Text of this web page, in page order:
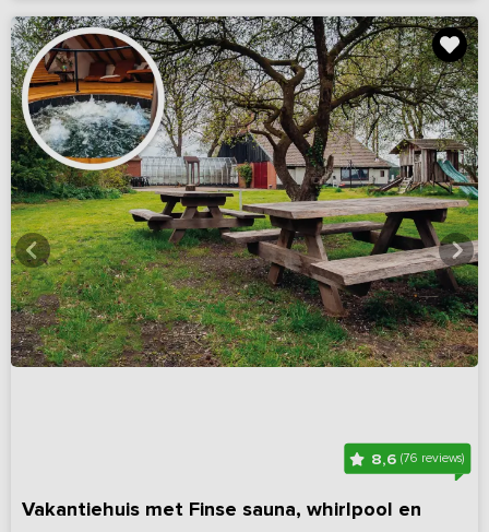
8,6 (76 reviews)
Vakantiehuis met Finse sauna, whirlpool en